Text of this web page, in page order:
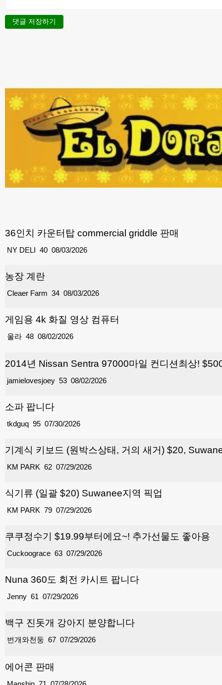
댓글 저장하기
36인치 카운터탑 commercial griddle 판매
40
NY DELI 08/03/2026
농장 계란
34
Cleaer Farm 08/03/2026
게임용 4k 화질 영상 컴퓨터
48
울라 08/02/2026
2014년 Nissan Sentra 97000마일 컨디션최상!
53
jamielovesjoey 08/02/2026
소파 팝니다
95
tkdguq 07/30/2026
기계식 키보드 (원박스상태, 거의 새거) $20,
62
KM PARK 07/29/2026
식기류 (일괄 $20) Suwanee지역 픽업
79
KM PARK 07/29/2026
쿠쿠정수기 $19.99부터에요~! 추가선물도 좋아용
63
Cuckoograce 07/29/2026
Nuna 360도 회전 카시트 팝니다
61
Jenny 07/29/2026
백구 진돗개 강아지 분양합니다
67
번개와천둥 07/29/2026
에어콘 판매